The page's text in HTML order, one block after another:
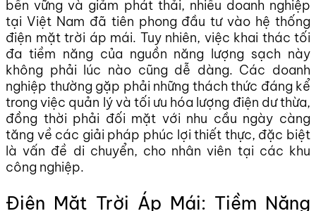
bền vững và giảm phát thải, nhiều doanh nghiệp
tại Việt Nam đã tiên phong đầu tư vào hệ thống
điện mặt trời áp mái. Tuy nhiên, việc khai thác tối
đa tiềm năng của nguồn năng lượng sạch này
không phải lúc nào cũng dễ dàng. Các doanh
nghiệp thường gặp phải những thách thức đáng kể
trong việc quản lý và tối ưu hóa lượng điện dư thừa,
đồng thời phải đối mặt với nhu cầu ngày càng
tăng về các giải pháp phúc lợi thiết thực, đặc biệt
là vấn đề di chuyển, cho nhân viên tại các khu
công nghiệp.
Điện Mặt Trời Áp Mái: Tiềm Năng